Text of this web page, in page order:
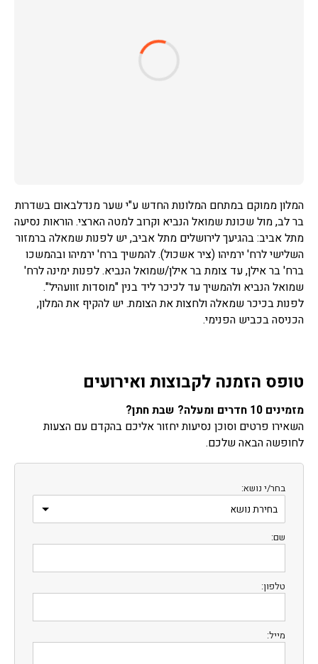
המלון ממוקם במתחם המלונות החדש ע"י שער מנדלבאום בשדרות
בר לב, מול שכונת שמואל הנביא וקרוב למטה הארצי. הוראות נסיעה
מתל אביב: בהגיעך לירושלים מתל אביב, יש לפנות שמאלה ברמזור
השלישי לרח' ירמיהו (ציר אשכול). להמשיך ברח' ירמיהו ובהמשכו
ברח' בר אילן, עד צומת בר אילן/שמואל הנביא. לפנות ימינה לרח'
שמואל הנביא ולהמשיך עד לכיכר ליד בנין "מוסדות זוועהיל".
לפנות בכיכר שמאלה ולחצות את הצומת. יש להקיף את המלון,
הכניסה בכביש הפנימי.
טופס הזמנה לקבוצות ואירועים
מזמינים 10 חדרים ומעלה? שבת חתן?
השאירו פרטים וסוכן נסיעות יחזור אליכם בהקדם עם הצעות
לחופשה הבאה שלכם.
בחר/י נושא:
שם:
טלפון:
מייל: